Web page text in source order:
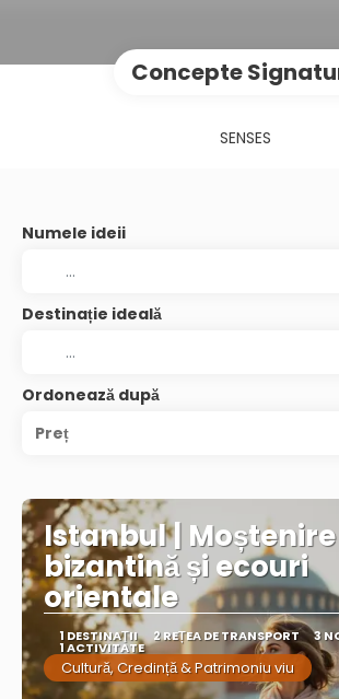
Concepte
SENSES
Numele ideii
Destinație ideală
Ordonează după
Preț
Istanbul | Moștenire
bizantină și ecouri
orientale
1 DESTINAŢII 2 REȚEA DE TRANSPORT 3
1 ACTIVITATE
Cultură, Credință & Patrimoniu viu